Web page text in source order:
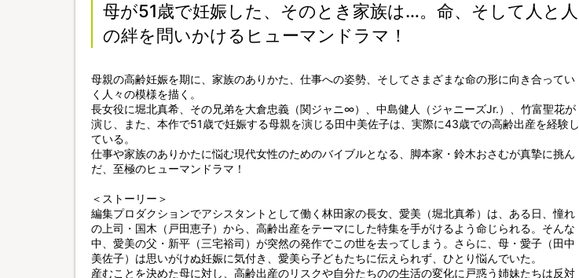
母が51歳で妊娠した、そのとき家族は…。命、そして人と人
の絆を問いかけるヒューマンドラマ！
母親の高齢妊娠を期に、家族のありかた、仕事への姿勢、そしてさまざまな命の形に向き合ってい
く人々の模様を描く。
長女役に堀北真希、その兄弟を大倉忠義（関ジャニ∞）、中島健人（ジャニーズJr.）、竹富聖花が
演じ、また、本作で51歳で妊娠する母親を演じる田中美佐子は、実際に43歳での高齢出産を経験し
ている。
仕事や家族のありかたに悩む現代女性のためのバイブルとなる、脚本家・鈴木おさむが真摯に挑ん
だ、至極のヒューマンドラマ！
＜ストーリー＞
編集プロダクションでアシスタントとして働く林田家の長女、愛美（堀北真希）は、ある日、憧れ
の上司・国木（戸田恵子）から、高齢出産をテーマにした特集を手がけるよう命じられる。そんな
中、愛美の父・新平（三宅裕司）が突然の発作でこの世を去ってしまう。さらに、母・愛子（田中
美佐子）は思いがけぬ妊娠に気付き、愛美ら子どもたちに伝えられず、ひとり悩んでいた。
産むことを決めた母に対し、高齢出産のリスクや自分たちのの生活の変化に戸惑う姉妹たちは反対